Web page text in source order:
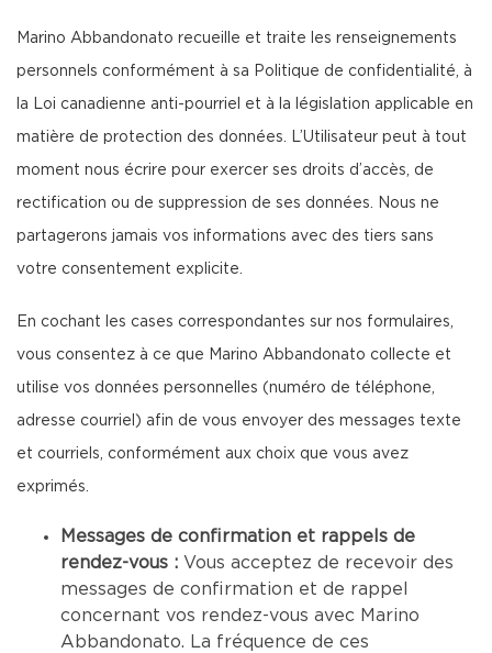
Marino Abbandonato recueille et traite les renseignements
personnels conformément à sa Politique de confidentialité, à
la Loi canadienne anti-pourriel et à la législation applicable en
matière de protection des données. L’Utilisateur peut à tout
moment nous écrire pour exercer ses droits d’accès, de
rectification ou de suppression de ses données. Nous ne
partagerons jamais vos informations avec des tiers sans
votre consentement explicite.
En cochant les cases correspondantes sur nos formulaires,
vous consentez à ce que Marino Abbandonato collecte et
utilise vos données personnelles (numéro de téléphone,
adresse courriel) afin de vous envoyer des messages texte
et courriels, conformément aux choix que vous avez
exprimés.
Messages de confirmation et rappels de
rendez-vous : Vous acceptez de recevoir des
messages de confirmation et de rappel
concernant vos rendez-vous avec Marino
Abbandonato. La fréquence de ces